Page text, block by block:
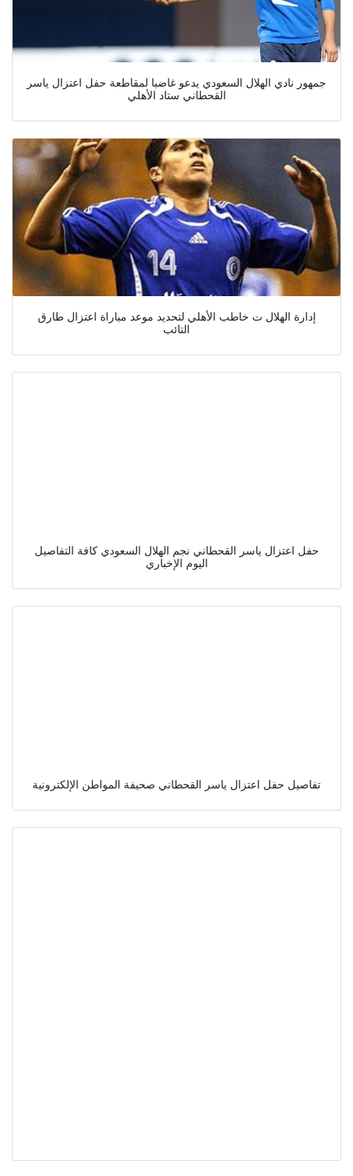
جمهور نادي الهلال السعودي يدعو غاضبا لمقاطعة حفل اعتزال ياسر
القحطاني ستاد الأهلي
إدارة الهلال ت خاطب الأهلي لتحديد موعد مباراة اعتزال طارق
التائب
حفل اعتزال ياسر القحطاني نجم الهلال السعودي كافة التفاصيل
اليوم الإخباري
تفاصيل حفل اعتزال ياسر القحطاني صحيفة المواطن الإلكترونية